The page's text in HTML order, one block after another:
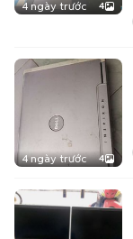
4 ngày trước 4
4 ngày trước 4